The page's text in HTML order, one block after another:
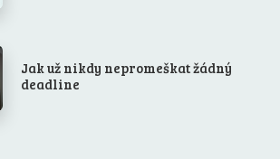
Jak už nikdy nepromeškat žádný
deadline